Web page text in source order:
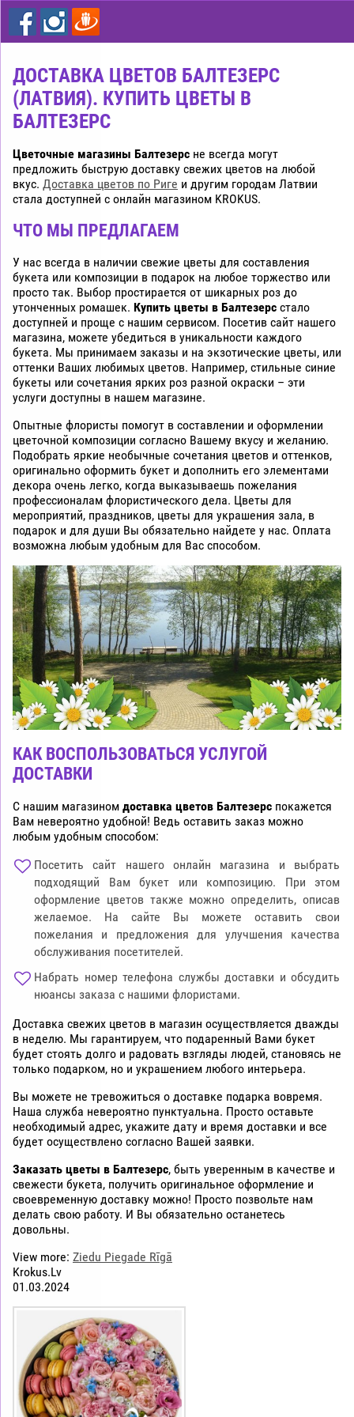
цветы
дешево
Рига
ДОСТАВКА ЦВЕТОВ БАЛТЕЗЕРС
(ЛАТВИЯ). КУПИТЬ ЦВЕТЫ В
БАЛТЕЗЕРС
Цветочные магазины Балтезерс не всегда могут
предложить быструю доставку свежих цветов на любой
вкус. Доставка цветов по Риге и другим городам Латвии
стала доступней с онлайн магазином KROKUS.
ЧТО МЫ ПРЕДЛАГАЕМ
У нас всегда в наличии свежие цветы для составления
букета или композиции в подарок на любое торжество или
просто так. Выбор простирается от шикарных роз до
утонченных ромашек. Купить цветы в Балтезерс стало
доступней и проще с нашим сервисом. Посетив сайт нашего
магазина, можете убедиться в уникальности каждого
букета. Мы принимаем заказы и на экзотические цветы, или
оттенки Ваших любимых цветов. Например, стильные синие
букеты или сочетания ярких роз разной окраски – эти
услуги доступны в нашем магазине.
Опытные флористы помогут в составлении и оформлении
цветочной композиции согласно Вашему вкусу и желанию.
Подобрать яркие необычные сочетания цветов и оттенков,
оригинально оформить букет и дополнить его элементами
декора очень легко, когда выказываешь пожелания
профессионалам флористического дела. Цветы для
мероприятий, праздников, цветы для украшения зала, в
подарок и для души Вы обязательно найдете у нас. Оплата
возможна любым удобным для Вас способом.
КАК ВОСПОЛЬЗОВАТЬСЯ УСЛУГОЙ
ДОСТАВКИ
С нашим магазином доставка цветов Балтезерс покажется
Вам невероятно удобной! Ведь оставить заказ можно
любым удобным способом:
Посетить сайт нашего онлайн магазина и выбрать
подходящий Вам букет или композицию. При этом
оформление цветов также можно определить, описав
желаемое. На сайте Вы можете оставить свои
пожелания и предложения для улучшения качества
обслуживания посетителей.
Набрать номер телефона службы доставки и обсудить
нюансы заказа с нашими флористами.
Доставка свежих цветов в магазин осуществляется дважды
в неделю. Мы гарантируем, что подаренный Вами букет
будет стоять долго и радовать взгляды людей, становясь не
только подарком, но и украшением любого интерьера.
Вы можете не тревожиться о доставке подарка вовремя.
Наша служба невероятно пунктуальна. Просто оставьте
необходимый адрес, укажите дату и время доставки и все
будет осуществлено согласно Вашей заявки.
Заказать цветы в Балтезерс, быть уверенным в качестве и
свежести букета, получить оригинальное оформление и
своевременную доставку можно! Просто позвольте нам
делать свою работу. И Вы обязательно останетесь
довольны.
View more: Ziedu Piegade Rīgā
Krokus.Lv
01.03.2024